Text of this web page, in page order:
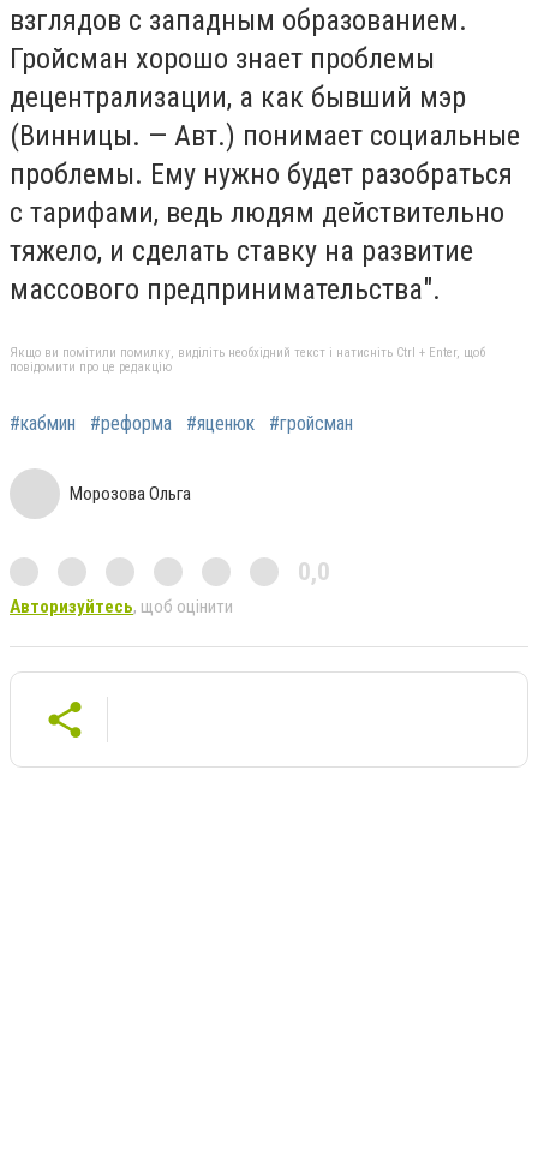
взглядов с западным образованием.
Гройсман хорошо знает проблемы
децентрализации, а как бывший мэр
(Винницы. — Авт.) понимает социальные
проблемы. Ему нужно будет разобраться
с тарифами, ведь людям действительно
тяжело, и сделать ставку на развитие
массового предпринимательства".
Якщо ви помітили помилку, виділіть необхідний текст і натисніть Ctrl + Enter, щоб
повідомити про це редакцію
#кабмин #реформа #яценюк #гройсман
Морозова Ольга
0,0
Авторизуйтесь, щоб оцінити